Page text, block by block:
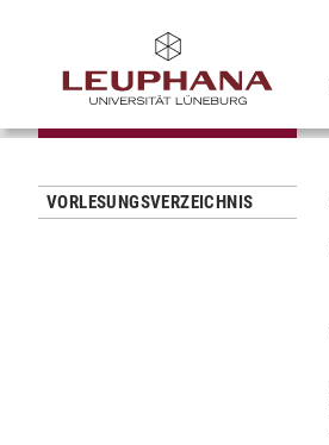
VORLESUNGSVERZEICHNIS